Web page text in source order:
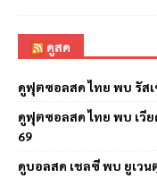
ดูสด
ดูฟุตซอลสด ไทย พบ รัสเ
ดูฟุตซอลสด ไทย พบ เวีย
69
ดูบอลสด เชลซี พบ ยูเวน